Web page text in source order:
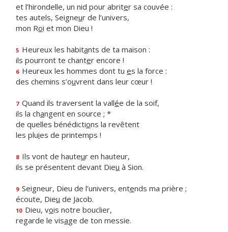
et l’hirondelle, un nid pour abriter sa couvée :
tes autels, Seigneur de l’univers,
mon Roi et mon Dieu !
5 Heureux les habitants de ta maison :
ils pourront te chanter encore !
6 Heureux les hommes dont tu es la force :
des chemins s’ouvrent dans leur cœur !
7 Quand ils traversent la vallée de la soif,
ils la changent en source ; *
de quelles bénédictions la revêtent
les pluies de printemps !
8 Ils vont de hauteur en hauteur,
ils se présentent devant Dieu à Sion.
9 Seigneur, Dieu de l’univers, entends ma prière ;
écoute, Dieu de Jacob.
10 Dieu, vois notre bouclier,
regarde le visage de ton messie.